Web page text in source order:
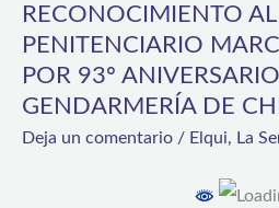
RECONOCIMIENTO
PENITENCIARIO
POR 93º
GENDARMERÍA DE
Deja un comentario / Elqui, La
PERSONAL
MARCA
CEREMONIA